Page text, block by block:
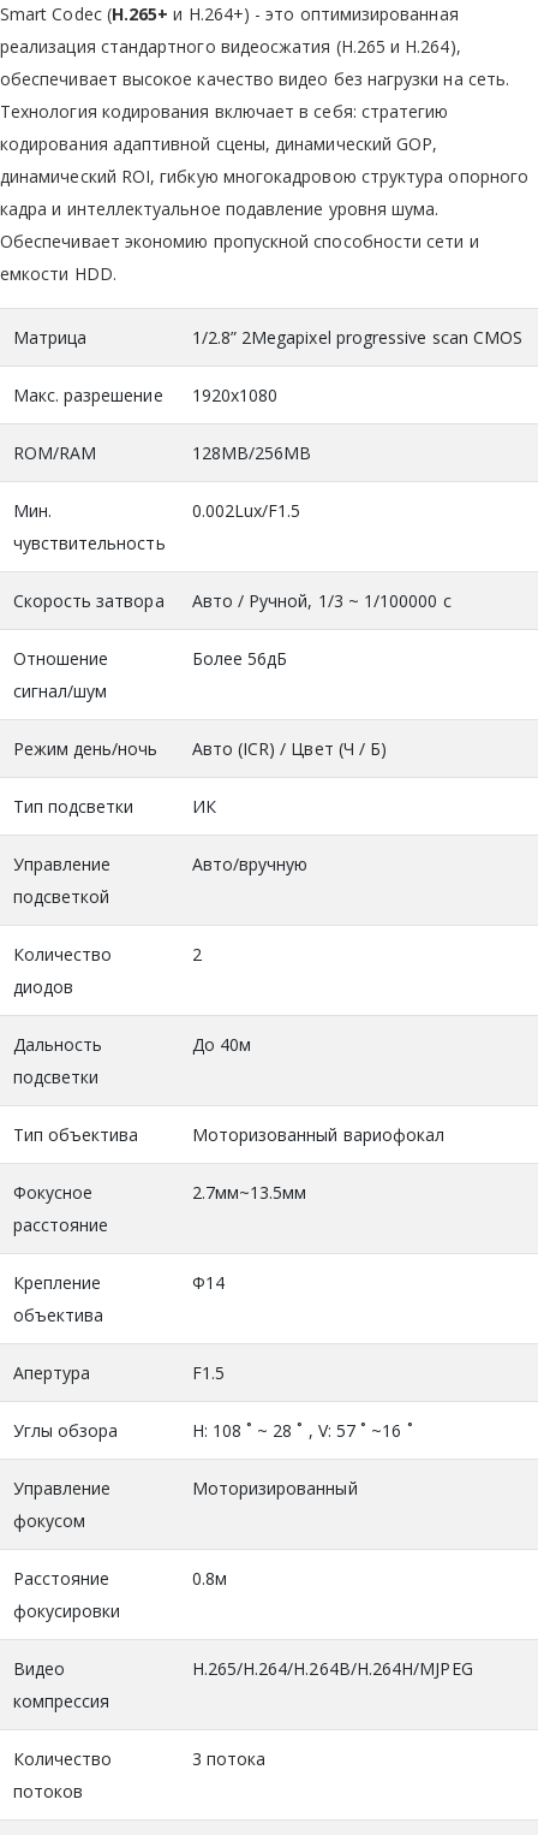
Smart Codec (H.265+ и H.264+) - это оптимизированная
реализация стандартного видеосжатия (H.265 и H.264),
обеспечивает высокое качество видео без нагрузки на сеть.
Технология кодирования включает в себя: стратегию
кодирования адаптивной сцены, динамический GOP,
динамический ROI, гибкую многокадровою структура опорного
кадра и интеллектуальное подавление уровня шума.
Обеспечивает экономию пропускной способности сети и
емкости HDD.
Матрица 1/2.8” 2Megapixel progressive scan CMOS
Макс. разрешение 1920x1080
ROM/RAM 128MB/256MB
Мин.
чувствительность
0.002Lux/F1.5
Скорость затвора Авто / Ручной, 1/3 ~ 1/100000 с
Отношение
сигнал/шум
Более 56дБ
Режим день/ночь Авто (ICR) / Цвет (Ч / Б)
Тип подсветки ИК
Управление
подсветкой
Авто/вручную
Количество
диодов
2
Дальность
подсветки
До 40м
Тип объектива Моторизованный вариофокал
Фокусное
расстояние
2.7мм~13.5мм
Крепление
объектива
Ф14
Апертура F1.5
Углы обзора H: 108 ˚ ~ 28 ˚ , V: 57 ˚ ~16 ˚
Управление
фокусом
Моторизированный
Расстояние
фокусировки
0.8м
Видео
компрессия
H.265/H.264/H.264B/H.264H/MJPEG
Количество
потоков
3 потока